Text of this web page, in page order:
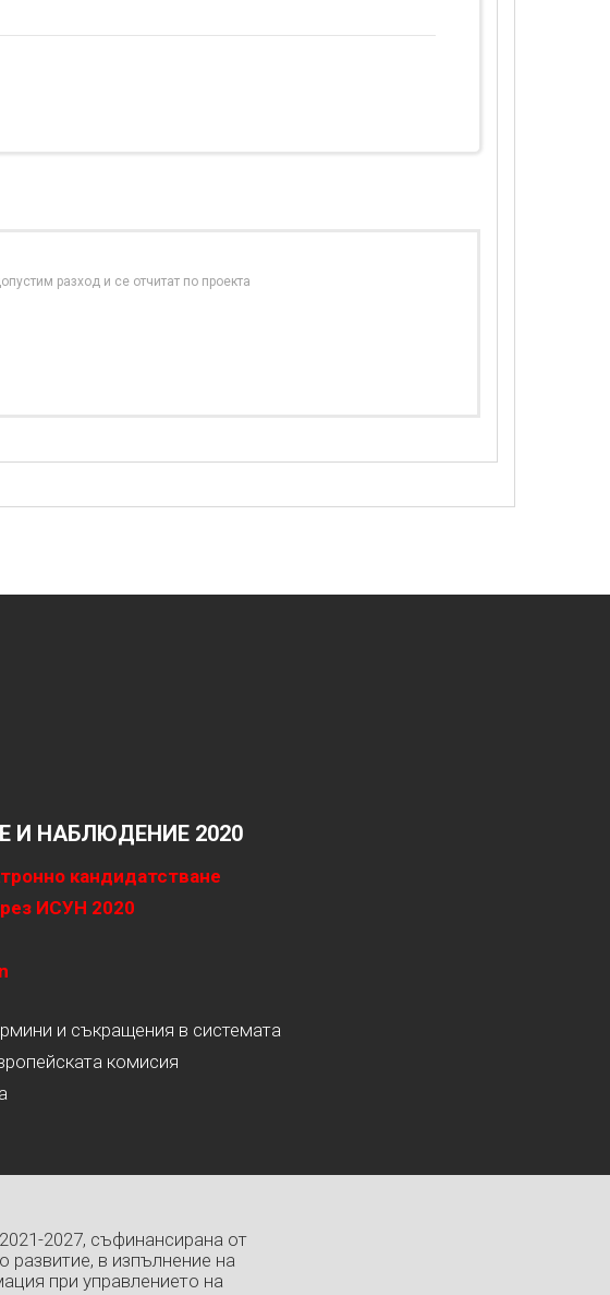
разход и се отчитат по проекта
НАБЛЮДЕНИЕ 2020
кандидатстване
ИСУН 2020
и съкращения в системата
комисия
2027, съфинансирана от
развитие, в изпълнение на
при управлението на